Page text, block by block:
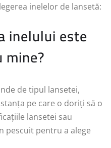
inelelor de lansetă:
inelului este
de tipul lansetei,
pe care o doriți să o
lansetei sau
pescuit pentru a alege